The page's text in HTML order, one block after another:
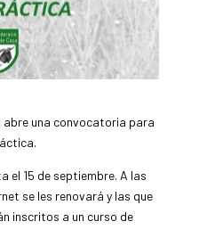
abre una convocatoria para
el 15 de septiembre. A las
se les renovará y las que
inscritos a un curso de